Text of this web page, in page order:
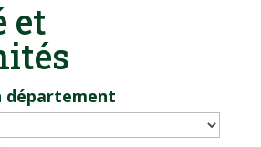
et
département